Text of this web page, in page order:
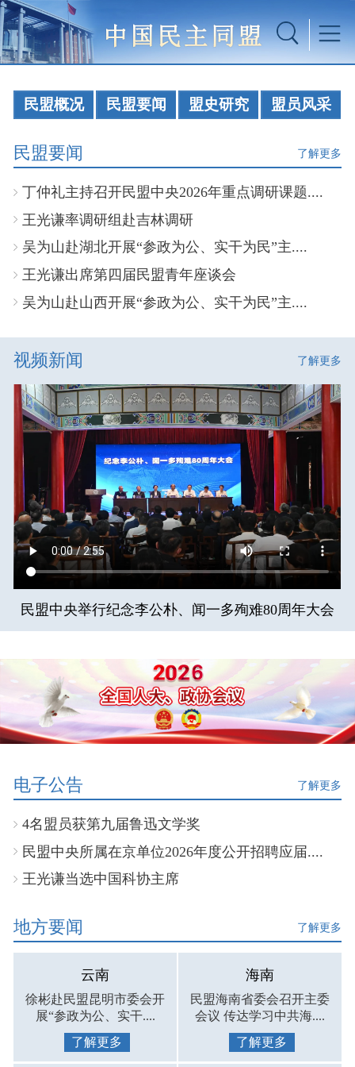
民盟概况 民盟要闻 盟史研究 盟员风采
民盟要闻 了解更多
丁仲礼主持召开民盟中央2026年重点调研课题....
王光谦率调研组赴吉林调研
吴为山赴湖北开展“参政为公、实干为民”主....
王光谦出席第四届民盟青年座谈会
吴为山赴山西开展“参政为公、实干为民”主....
视频新闻 了解更多
民盟中央举行纪念李公朴、闻一多殉难80周年大会
电子公告 了解更多
4名盟员获第九届鲁迅文学奖
民盟中央所属在京单位2026年度公开招聘应届....
王光谦当选中国科协主席
地方要闻 了解更多
云南
徐彬赴民盟昆明市委会开
展“参政为公、实干....
了解更多
海南
民盟海南省委会召开主委
会议 传达学习中共海....
了解更多